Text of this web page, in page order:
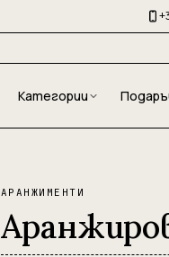
Категории
АРАНЖИМЕНТИ